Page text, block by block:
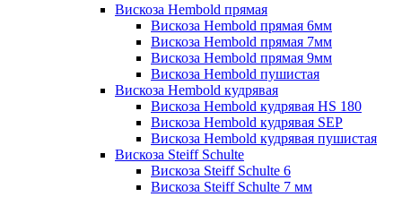
Вискоза Hembold прямая
Вискоза Hembold прямая 6мм
Вискоза Hembold прямая 7мм
Вискоза Hembold прямая 9мм
Вискоза Hembold пушистая
Вискоза Hembold кудрявая
Вискоза Hembold кудрявая HS 180
Вискоза Hembold кудрявая SEP
Вискоза Hembold кудрявая пушистая
Вискоза Steiff Schulte
Вискоза Steiff Schulte 6
Вискоза Steiff Schulte 7 мм